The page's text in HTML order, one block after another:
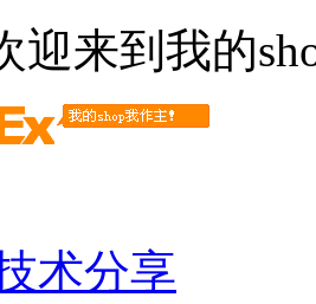
迎来到我的
术分享